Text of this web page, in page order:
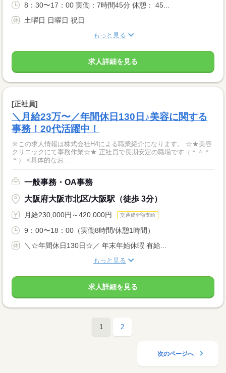
8：30〜17：00 実働：7時間45分 休憩： 45...
土曜日 日曜日 祝日
もっと見る
求人詳細を見る
[正社員]
＼月給23万〜／年間休日130日♪美容に関する
事務！20代活躍中！
※この求人情報は株式会社H4による職業紹介になります。 ☆★美容
クリニックにて事務作業☆★ 正社員で長期安定の職場です（＊＾＾
＊） <具体的なお...
一般事務・OA事務
大阪府大阪市北区/大阪駅（徒歩 3分）
月給230,000円～420,000円 交通費全額支給
9：00〜18：00（実働8時間/休憩1時間）
＼☆年間休日130日☆／ 年末年始休暇 有給...
もっと見る
求人詳細を見る
1 2
次のページへ